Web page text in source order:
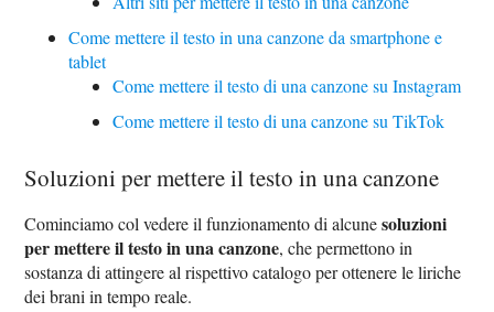
Come mettere il testo in una canzone da smartphone e
tablet
Come mettere il testo di una canzone su Instagram
Come mettere il testo di una canzone su TikTok
Soluzioni per mettere il testo in una canzone
Cominciamo col vedere il funzionamento di alcunesoluzioni
per mettere il testo in una canzone, che permettono in
sostanza di attingere al rispettivo catalogo per ottenere le liriche
dei brani in tempo reale.